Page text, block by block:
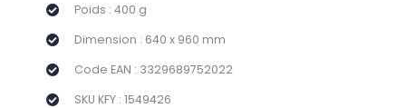
Poids : 400 g
Dimension : 640 x 960 mm
Code EAN : 3329689752022
SKU KFY : 1549426